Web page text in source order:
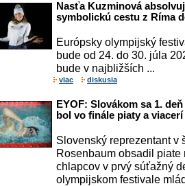
Nasťa Kuzminová
symbolickú cestu z Ríma
Európsky olympijský
bude od 24. do 30. júla
bude v najbližších ...
viac diskusia
EYOF: Slovákom sa 1.
bol vo finále piaty a
Slovenský reprezentant v
Rosenbaum obsadil
chlapcov v prvý súťažný
olympijskom festivale